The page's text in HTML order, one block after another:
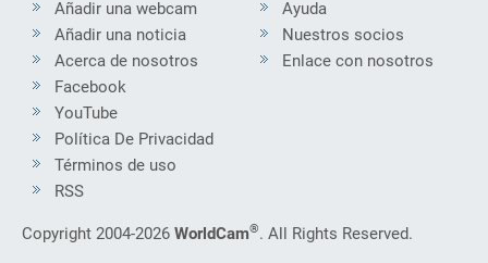
Añadir una webcam
Añadir una noticia
Acerca de nosotros
Ayuda
Nuestros socios
Enlace con nosotros
Facebook
YouTube
Política De Privacidad
Términos de uso
RSS
Copyright 2004-2026 WorldCam®. All Rights Reserved.